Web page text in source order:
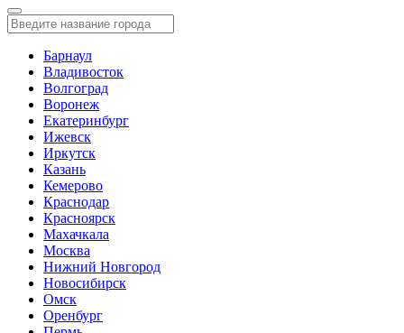
Барнаул
Владивосток
Волгоград
Воронеж
Екатеринбург
Ижевск
Иркутск
Казань
Кемерово
Краснодар
Красноярск
Махачкала
Москва
Нижний Новгород
Новосибирск
Омск
Оренбург